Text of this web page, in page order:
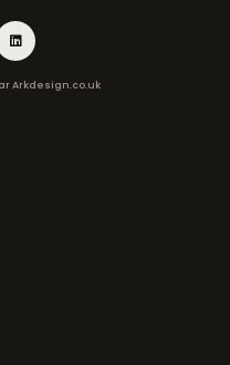
Arkdesign.co.uk